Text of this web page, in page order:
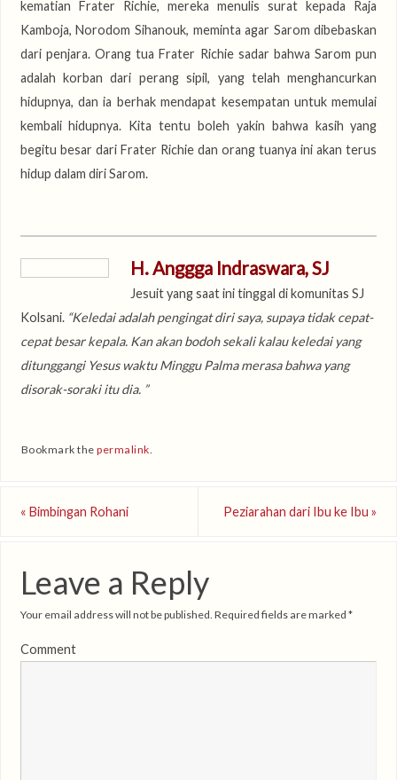
kematian Frater Richie, mereka menulis surat kepada Raja
Kamboja, Norodom Sihanouk, meminta agar Sarom dibebaskan
dari penjara. Orang tua Frater Richie sadar bahwa Sarom pun
adalah korban dari perang sipil, yang telah menghancurkan
hidupnya, dan ia berhak mendapat kesempatan untuk memulai
kembali hidupnya. Kita tentu boleh yakin bahwa kasih yang
begitu besar dari Frater Richie dan orang tuanya ini akan terus
hidup dalam diri Sarom.
H. Anggga Indraswara, SJ
Jesuit yang saat ini tinggal di komunitas SJ
Kolsani. “Keledai adalah pengingat diri saya, supaya tidak cepat-
cepat besar kepala. Kan akan bodoh sekali kalau keledai yang
ditunggangi Yesus waktu Minggu Palma merasa bahwa yang
disorak-soraki itu dia. ”
Bookmark thepermalink
« Bimbingan Rohani Peziarahan dari Ibu ke Ibu»
Leave a Reply
Your email address will not be published. Required fields are marked *
Comment